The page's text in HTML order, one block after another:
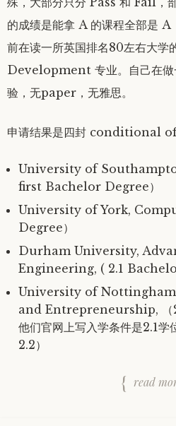
的成绩是能拿 A 的课程全部是 A
前在读一所英国排名80左右大
Development 专业。自己在做
验，无paper，无雅思。
申请结果是四封 conditional
University of
first Bachelor Degree）
University of York,
Degree）
Durham University,
Engineering, ( 2.1
University of
and Entrepreneurship, （
他们官网上写入学条件是2.1
2.2）
read